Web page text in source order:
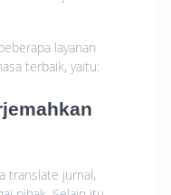
layanan
terbaik, yaitu:
translate jurnal,